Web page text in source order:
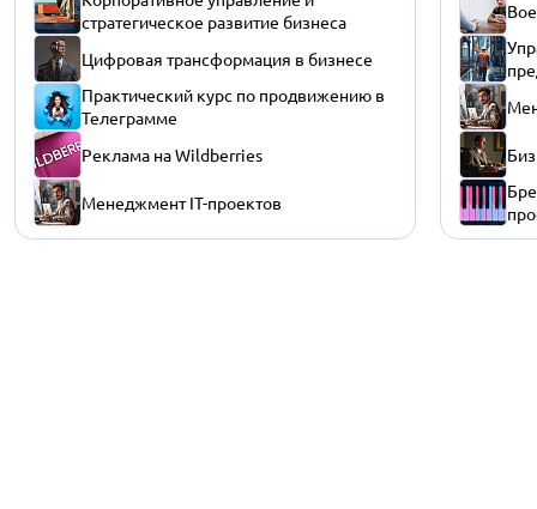
стратегическое развитие бизнеса
Цифровая трансформация в бизнесе
Практический курс по продвижению в
Телеграмме
Реклама на Wildberries
Менеджмент IT-проектов